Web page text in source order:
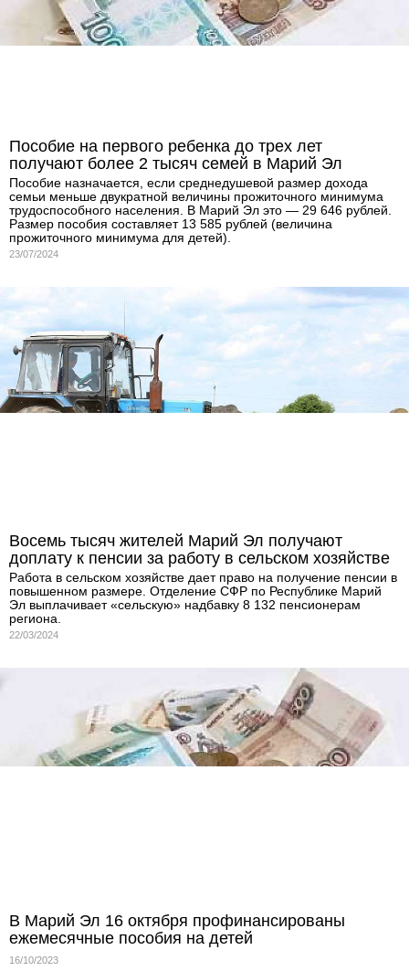
Пособие на первого ребенка до трех лет
получают более 2 тысяч семей в Марий Эл
Пособие назначается, если среднедушевой размер дохода
семьи меньше двукратной величины прожиточного минимума
трудоспособного населения. В Марий Эл это — 29 646 рублей.
Размер пособия составляет 13 585 рублей (величина
прожиточного минимума для детей).
23/07/2024
Восемь тысяч жителей Марий Эл получают
доплату к пенсии за работу в сельском хозяйстве
Работа в сельском хозяйстве дает право на получение пенсии в
повышенном размере. Отделение СФР по Республике Марий
Эл выплачивает «сельскую» надбавку 8 132 пенсионерам
региона.
22/03/2024
В Марий Эл 16 октября профинансированы
ежемесячные пособия на детей
16/10/2023